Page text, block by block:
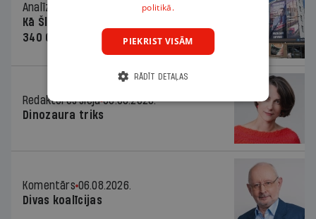
Analīze
Kā Šlesera partija palika nesodīta par
340 000 vērtu reklāmas kampaņu
Redaktores sleja 06.08.2026.
Dinozaura triks
Komentārs 06.08.2026.
Divas koalīcijas
politikā.
PIEKRIST VISĀM
RĀDĪT DETAĻAS